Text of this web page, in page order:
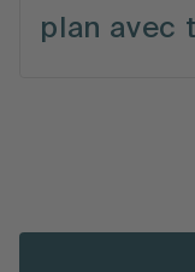
plan avec